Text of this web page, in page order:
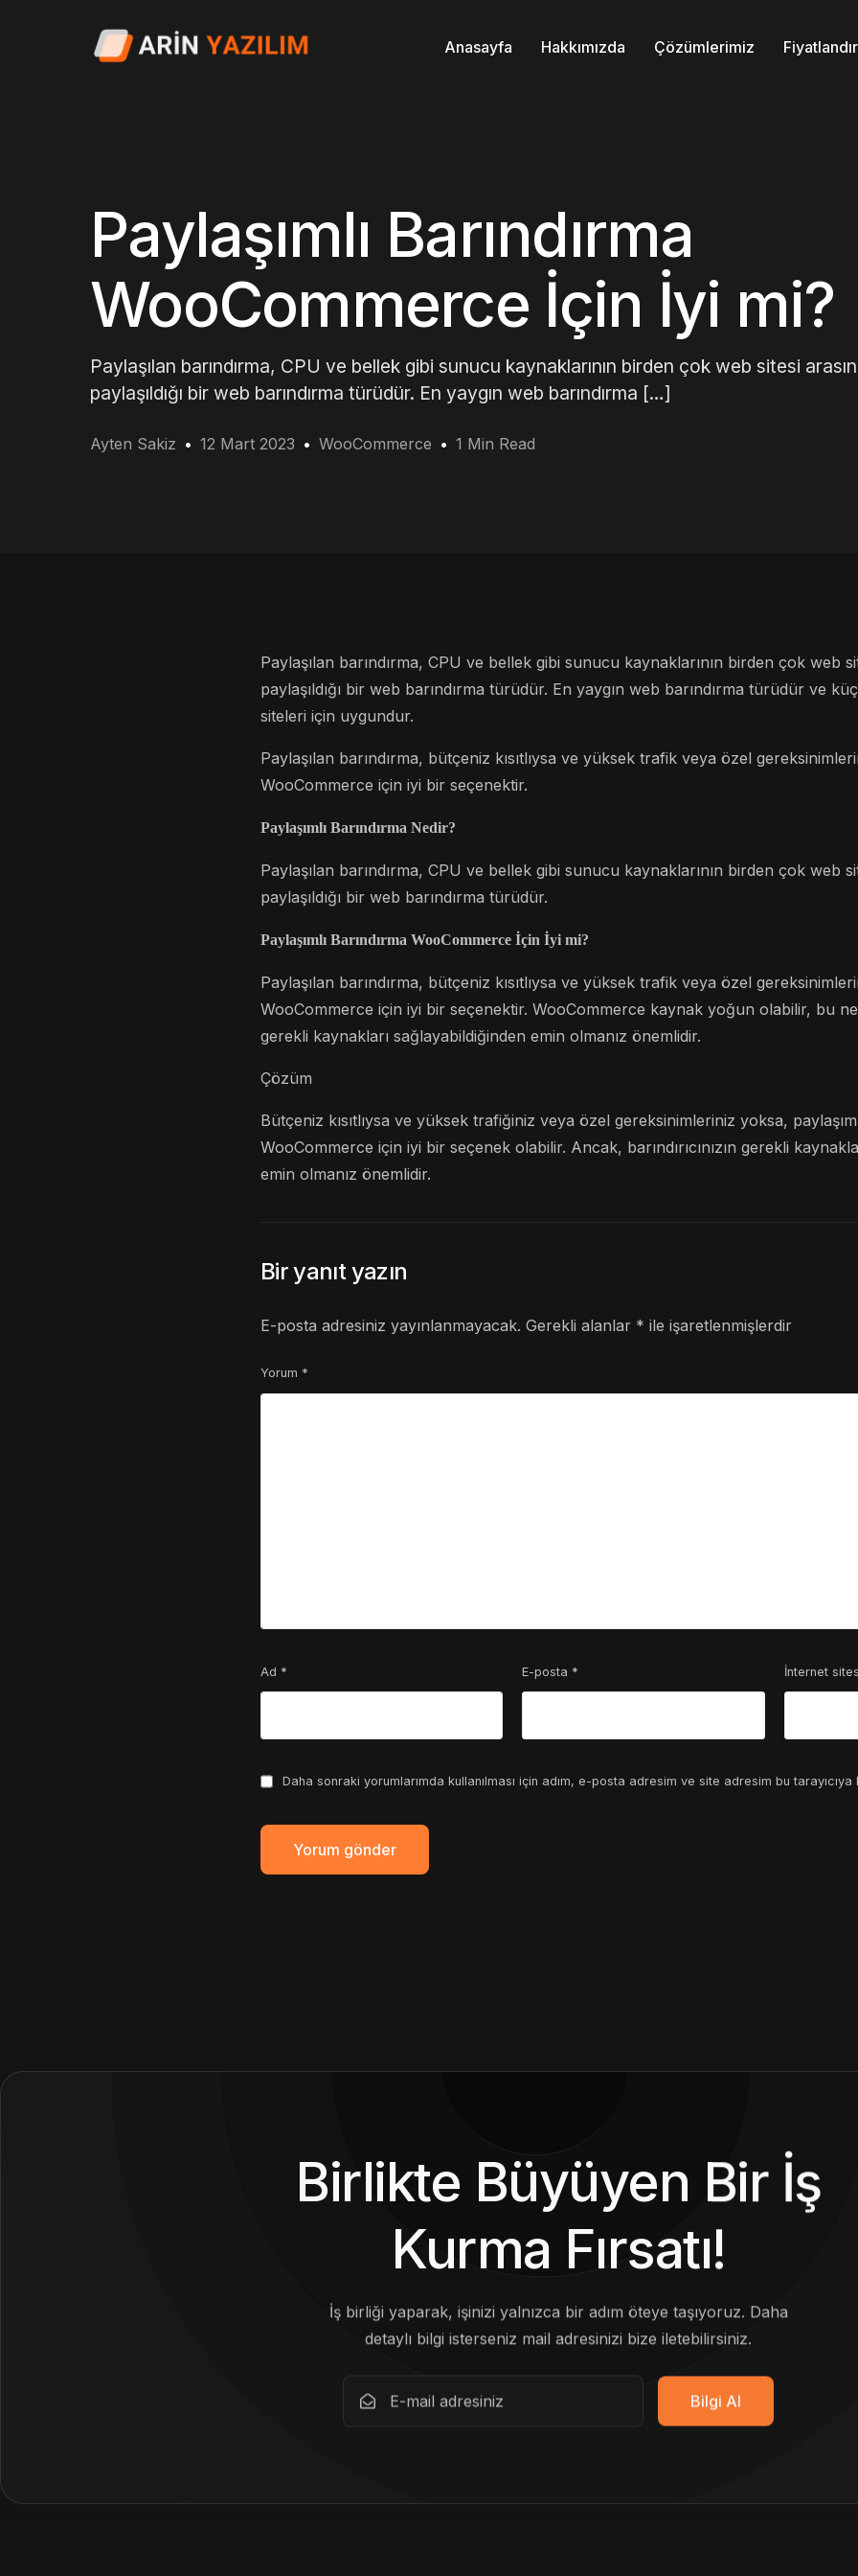
Anasayfa Hakkımızda Çözümlerimiz
Paylaşımlı Barındırma
WooCommerce İçin İyi mi?
Paylaşılan barındırma, CPU ve bellek gibi sunucu kaynaklarının birden çok web sitesi
paylaşıldığı bir web barındırma türüdür. En yaygın web barındırma […]
Ayten Sakiz 12 Mart 2023 WooCommerce 1 Min Read
Paylaşılan barındırma, CPU ve bellek gibi sunucu kaynaklarının birden çok web
paylaşıldığı bir web barındırma türüdür. En yaygın web barındırma türüdür ve
siteleri için uygundur.
Paylaşılan barındırma, bütçeniz kısıtlıysa ve yüksek trafik veya özel
WooCommerce için iyi bir seçenektir.
Paylaşımlı Barındırma Nedir?
Paylaşılan barındırma, CPU ve bellek gibi sunucu kaynaklarının birden çok web
paylaşıldığı bir web barındırma türüdür.
Paylaşımlı Barındırma WooCommerce İçin İyi mi?
Paylaşılan barındırma, bütçeniz kısıtlıysa ve yüksek trafik veya özel
WooCommerce için iyi bir seçenektir. WooCommerce kaynak yoğun olabilir, bu
gerekli kaynakları sağlayabildiğinden emin olmanız önemlidir.
Çözüm
Bütçeniz kısıtlıysa ve yüksek trafiğiniz veya özel gereksinimleriniz yoksa,
WooCommerce için iyi bir seçenek olabilir. Ancak, barındırıcınızın gerekli
emin olmanız önemlidir.
Bir yanıt yazın
E-posta adresiniz yayınlanmayacak. Gerekli alanlar * ile işaretlenmişlerdir
Yorum *
Ad * E-posta * İnternet
Daha sonraki yorumlarımda kullanılması için adım, e-posta adresim ve site adresim bu
Birlikte Büyüyen Bir İş
Kurma Fırsatı!
İş birliği yaparak, işinizi yalnızca bir adım öteye taşıyoruz. Daha
detaylı bilgi isterseniz mail adresinizi bize iletebilirsiniz.
Bilgi Al